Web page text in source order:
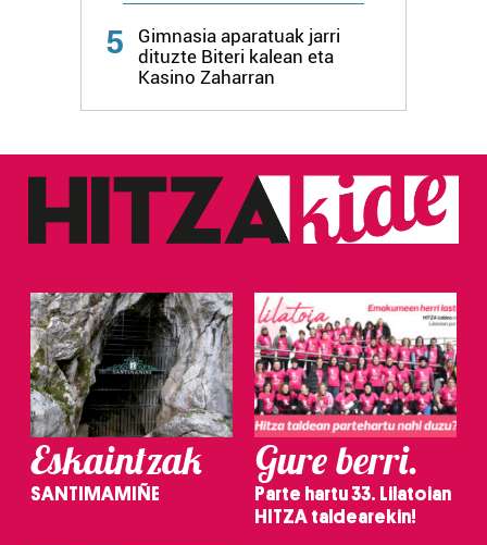
fitxategiak erabiltzen ditu. Zure esperientzia eta
zerbitzuak hobetzeko asmoz, cookie teknologiaz
baliatzen gara. Ohar hau onartuz gero, teknologia hori
erabiltzeko baimen esplizitua ematen diguzu.Gehiago
5
Gimnasia aparatuak jarri
dituzte Biteri kalean eta
Kasino Zaharran
Eskaintzak
SANTIMAMIÑE
Gure berri.
Parte hartu 33. Lilatoian
HITZA taldearekin!